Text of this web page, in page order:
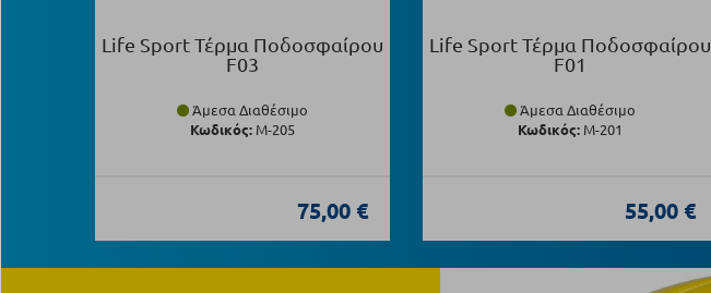
Life Sport Τέρμα Ποδοσφαίρου
F03
Άμεσα Διαθέσιμο
Κωδικός: Μ-205
75,00 €
Life Sport Τέρμα Ποδοσφαίρου
F01
Άμεσα Διαθέσιμο
Κωδικός: Μ-201
55,00 €